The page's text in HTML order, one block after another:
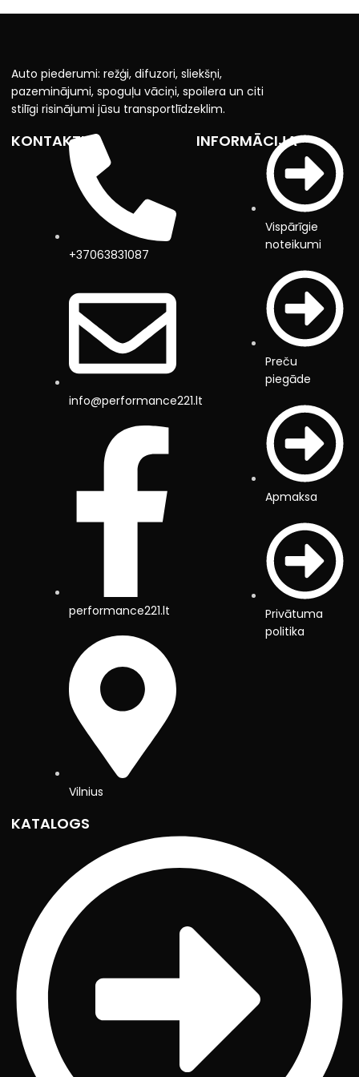
Auto piederumi: režģi, difuzori, sliekšņi,
pazeminājumi, spoguļu vāciņi, spoilera un citi
stilīgi risinājumi jūsu transportlīdzeklim.
KONTAKTI
+37063831087
info@performance221.lt
performance221.lt
Vilnius
INFORMĀCIJA
Vispārīgie
noteikumi
Preču
piegāde
Apmaksa
Privātuma
politika
KATALOGS